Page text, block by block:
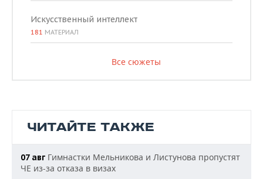
Искусственный интеллект
181 МАТЕРИАЛ
Все сюжеты
ЧИТАЙТЕ ТАКЖЕ
07 авг Гимнастки Мельникова и Листунова пропустят
ЧЕ из-за отказа в визах